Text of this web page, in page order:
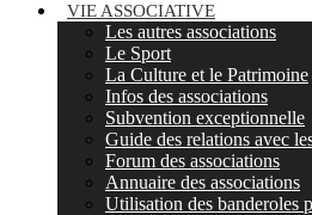
VIE ASSOCIATIVE
Les autres associations
Le Sport
La Culture et le Patrimoine
Infos des associations
Subvention exceptionnelle
Guide des relations avec
Forum des associations
Annuaire des associations
Utilisation des banderoles